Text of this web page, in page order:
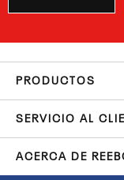
PRODUCTOS
SERVICIO AL
ACERCA DE